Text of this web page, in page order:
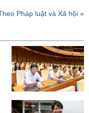
Pháp luật và Xã hội »